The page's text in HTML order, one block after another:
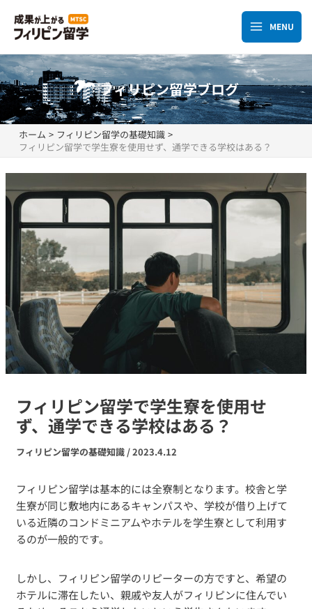
ス
キ
ッ
Main
Menu
MENU
フィリピン留学ブログ
ホーム
フィリピン留学の基礎知識
フィリピン留学で学生寮を使用せず、通学できる学校はある？
フィリピン留学で学生寮を使用せ
ず、通学できる学校はある？
フィリピン留学の基礎知識 /2023.4.12
フィリピン留学は基本的には全寮制となります。校舎と学
生寮が同じ敷地内にあるキャンパスや、学校が借り上げて
いる近隣のコンドミニアムやホテルを学生寮として利用す
るのが一般的です。
しかし、フィリピン留学のリピーターの方ですと、希望の
ホテルに滞在したい、親戚や友人がフィリピンに住んでい